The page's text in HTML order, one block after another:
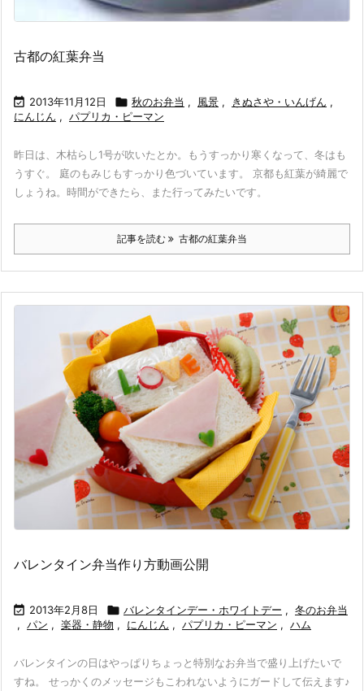
古都の紅葉弁当
 2013年11月12日  秋のお弁当 , 風景 , きぬさや・いんげん ,
にんじん , パプリカ・ピーマン
昨日は、木枯らし1号が吹いたとか。もうすっかり寒くなって、冬はも
うすぐ。 庭のもみじもすっかり色づいています。 京都も紅葉が綺麗で
しょうね。時間ができたら、また行ってみたいです。
記事を読む 古都の紅葉弁当
バレンタイン弁当作り方動画公開
 2013年2月8日  バレンタインデー・ホワイトデー , 冬のお弁当
, パン , 楽器・静物 , にんじん , パプリカ・ピーマン , ハム
バレンタインの日はやっぱりちょっと特別なお弁当で盛り上げたいで
すね。 せっかくのメッセージもこわれないようにガードして伝えます♪